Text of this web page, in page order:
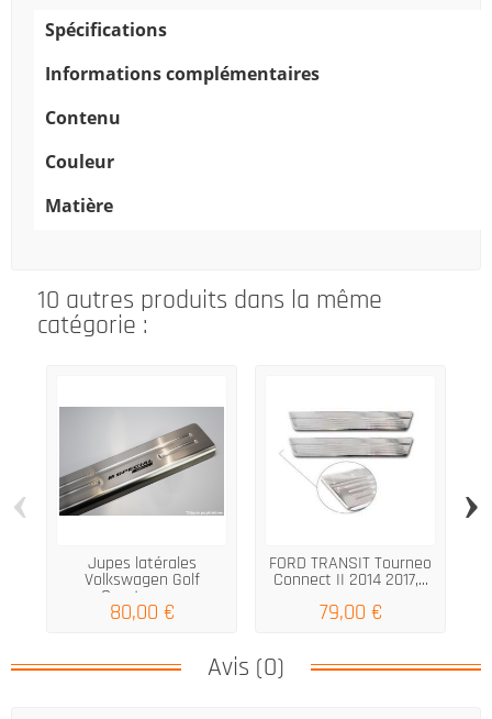
Spécifications
Informations complémentaires
Contenu
Couleur
Matière
10 autres produits dans la même
catégorie :
Jupes latérales
Volkswagen Golf
Sportsvan...
80,00 €
FORD TRANSIT Tourneo
Connect II 2014 2017,...
79,00 €
‹ ›
Avis (0)